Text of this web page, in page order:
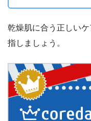
乾燥肌に合う正しい
指しましょう。